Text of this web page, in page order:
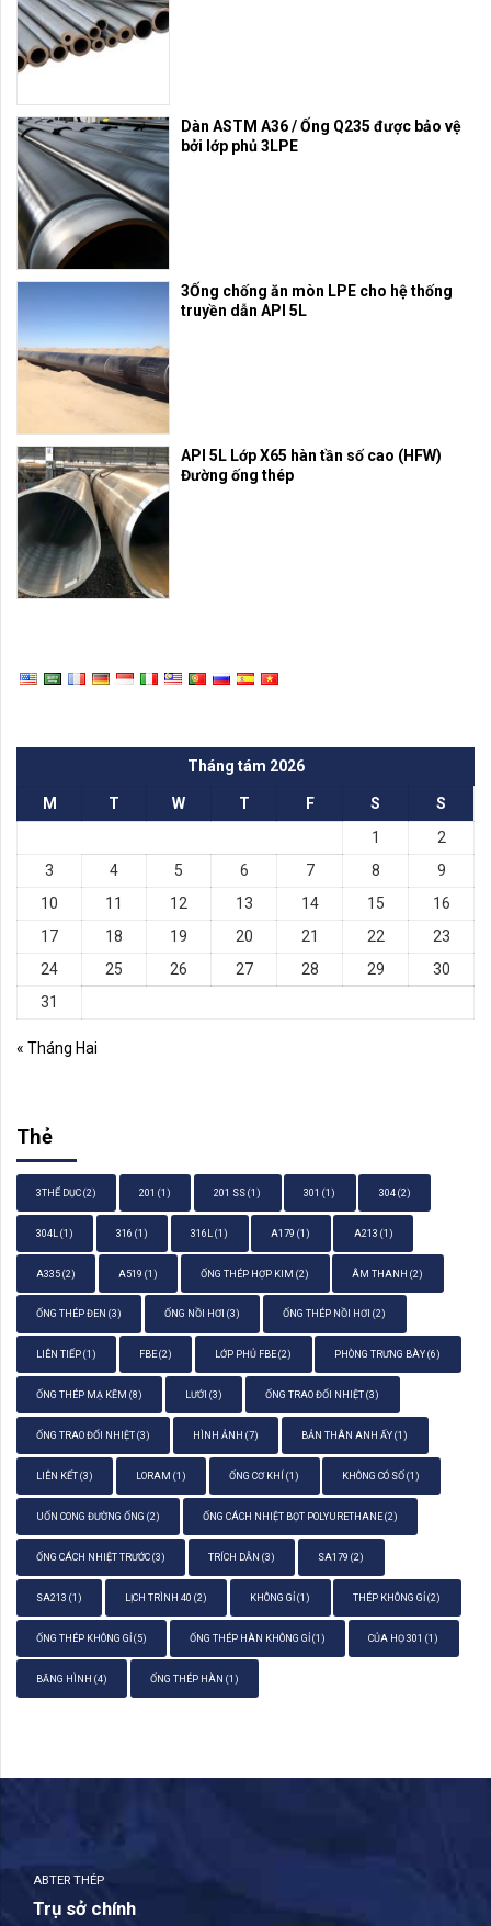
Dàn ASTM A36 / Ống Q235 được bảo vệ
bởi lớp phủ 3LPE
3Ống chống ăn mòn LPE cho hệ thống
truyền dẫn API 5L
API 5L Lớp X65 hàn tần số cao (HFW)
Đường ống thép
Tháng tám 2026
M T W T F S
S
1
2
3
4 5 6 7 8
9
10
11 12 13 14 15
16
17
18 19 20 21 22
23
24
25 26 27 28 29
30
31
« Tháng Hai
Thẻ
3THỂ DỤC (2) 201 (1) 201 SS (1) 301 (1) 304(2)
304L (1) 316 (1) 316L (1) A179 (1) A213 (1)
A335 (2) A519 (1) ỐNG THÉP HỢP KIM (2) ÂM THANH (2)
ỐNG THÉP ĐEN (3) ỐNG NỒI HƠI (3) ỐNG THÉP NỒI HƠI (2)
LIÊN TIẾP (1) FBE(2) LỚP PHỦ FBE(2) PHÒNG TRƯNG BÀY (6)
ỐNG THÉP MẠ KẼM (8) LƯỚI (3) ỐNG TRAO ĐỔI NHIỆT (3)
ỐNG TRAO ĐỔI NHIỆT (3) HÌNH ẢNH (7) BẢN THÂN ANH ẤY (1)
LIÊN KẾT (3) LORAM (1) ỐNG CƠ KHÍ (1) KHÔNG CÓ SỐ (1)
UỐN CONG ĐƯỜNG ỐNG (2) ỐNG CÁCH NHIỆT BỌT POLYURETHANE (2)
ỐNG CÁCH NHIỆT TRƯỚC (3) TRÍCH DẪN (3) SA179 (2)
SA213 (1) LỊCH TRÌNH 40 (2) KHÔNG GỈ (1) THÉP KHÔNG GỈ (2)
ỐNG THÉP KHÔNG GỈ (5) ỐNG THÉP HÀN KHÔNG GỈ (1) CỦA HỌ 301 (1)
BĂNG HÌNH (4) ỐNG THÉP HÀN (1)
ABTER THÉP
Trụ sở chính